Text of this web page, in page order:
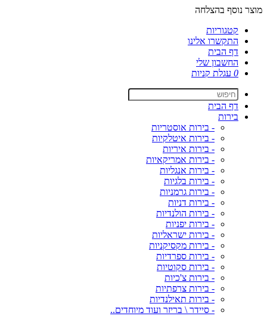
מוצר נוסף בהצלחה
קטגוריות
התקשרו אלינו
דף הבית
החשבון שלי
0 עגלת קניות
דף הבית
בירות
- בירות אוסטריות
- בירות איטלקיות
- בירות איריות
- בירות אמריקאיות
- בירות אנגליות
- בירות בלגיות
- בירות גרמניות
- בירות דניות
- בירות הולנדיות
- בירות יפניות
- בירות ישראליות
- בירות מקסיקניות
- בירות ספרדיות
- בירות סקוטיות
- בירות צ'כיות
- בירות צרפתיות
- בירות תאילנדיות
- סיידר \ בריזר ועוד מיוחדים..